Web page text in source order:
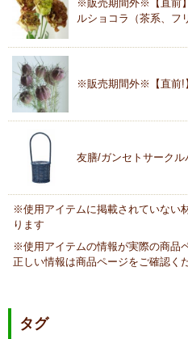
※販売期間外※【直前
ルショコラ（茶系、フ
※販売期間外※【直前!
友膳/ガンセトサーク
※使用アイテムに掲載されていない
ります
※使用アイテムの情報が実際の商品
正しい情報は商品ページをご確認く
タグ